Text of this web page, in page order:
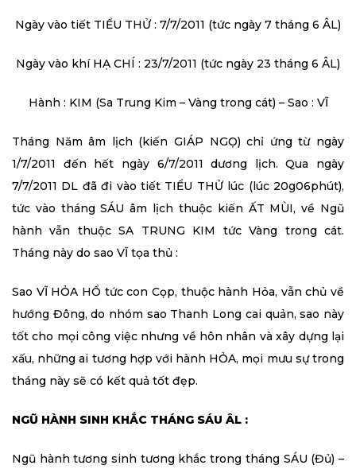
Ngày vào tiết TIỂU THỬ : 7/7/2011 (tức ngày 7 tháng 6 ÂL)
Ngày vào khí HẠ CHÍ : 23/7/2011 (tức ngày 23 tháng 6 ÂL)
Hành : KIM (Sa Trung Kim – Vàng trong cát) – Sao : VĨ
Tháng Năm âm lịch (kiến GIÁP NGỌ) chỉ ứng từ ngày
1/7/2011 đến hết ngày 6/7/2011 dương lịch. Qua ngày
7/7/2011 DL đã đi vào tiết TIỂU THỬ lúc (lúc 20g06phút),
tức vào tháng SÁU âm lịch thuộc kiến ẤT MÙI, về Ngũ
hành vẫn thuộc SA TRUNG KIM tức Vàng trong cát.
Tháng này do sao VĨ tọa thủ :
Sao VĨ HỎA HỔ tức con Cọp, thuộc hành Hỏa, vẫn chủ về
hướng Đông, do nhóm sao Thanh Long cai quản, sao này
tốt cho mọi công việc nhưng về hôn nhân và xây dựng lại
xấu, những ai tương hợp với hành HỎA, mọi mưu sự trong
tháng này sẽ có kết quả tốt đẹp.
NGŨ HÀNH SINH KHẮC THÁNG SÁU ÂL :
Ngũ hành tương sinh tương khắc trong tháng SÁU (Đủ) –